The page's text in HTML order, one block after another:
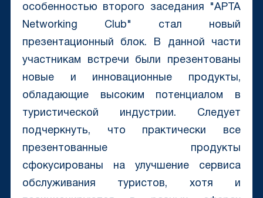
особенностью второго заседания "APTA
Networking Club" стал новый
презентационный блок. В данной части
участникам встречи были презентованы
новые и инновационные продукты,
обладающие высоким потенциалом в
туристической индустрии. Следует
подчеркнуть, что практически все
презентованные продукты
сфокусированы на улучшение сервиса
обслуживания туристов, хотя и